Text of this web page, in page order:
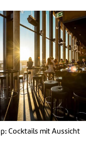
Cocktails mit Aussicht